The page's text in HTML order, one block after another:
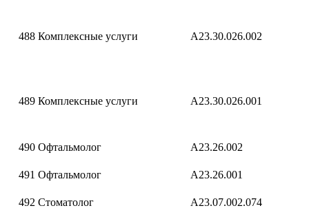
488 Комплексные услуги A23.30.026.002
489 Комплексные услуги A23.30.026.001
490 Офтальмолог A23.26.002
491 Офтальмолог A23.26.001
492 Стоматолог A23.07.002.074